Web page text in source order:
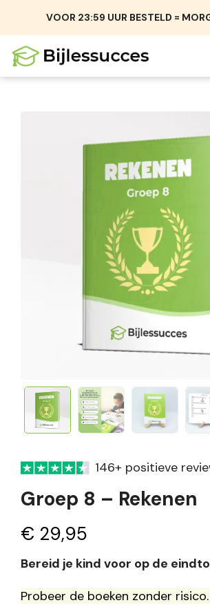
inhoud
VOOR 23:59 UUR BESTELD =
146+ positieve
Groep 8 – Rekenen
€ 29,95
Bereid je kind voor op de
Probeer de boeken zonder